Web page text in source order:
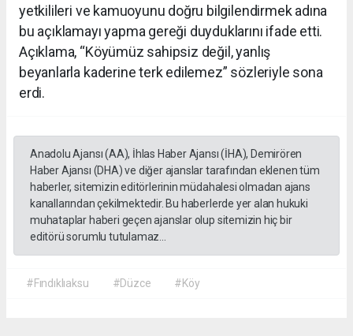
yetkilileri ve kamuoyunu doğru bilgilendirmek adına
bu açıklamayı yapma gereği duyduklarını ifade etti.
Açıklama, “Köyümüz sahipsiz değil, yanlış
beyanlarla kaderine terk edilemez” sözleriyle sona
erdi.
Anadolu Ajansı (AA), İhlas Haber Ajansı (İHA), Demirören
Haber Ajansı (DHA) ve diğer ajanslar tarafından eklenen tüm
haberler, sitemizin editörlerinin müdahalesi olmadan ajans
kanallarından çekilmektedir. Bu haberlerde yer alan hukuki
muhataplar haberi geçen ajanslar olup sitemizin hiç bir
editörü sorumlu tutulamaz...
#Fındıklıaksu #Düzce #Köy